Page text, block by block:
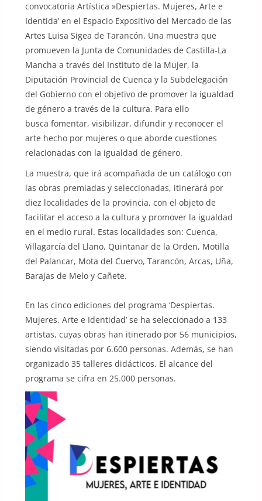
convocatoria Artística »Despiertas. Mujeres, Arte e
Identida’ en el Espacio Expositivo del Mercado de las
Artes Luisa Sigea de Tarancón. Una muestra que
promueven la Junta de Comunidades de Castilla-La
Mancha a través del Instituto de la Mujer, la
Diputación Provincial de Cuenca y la Subdelegación
del Gobierno con el objetivo de promover la igualdad
de género a través de la cultura. Para ello
busca fomentar, visibilizar, difundir y reconocer el
arte hecho por mujeres o que aborde cuestiones
relacionadas con la igualdad de género.
La muestra, que irá acompañada de un catálogo con
las obras premiadas y seleccionadas, itinerará por
diez localidades de la provincia, con el objeto de
facilitar el acceso a la cultura y promover la igualdad
en el medio rural. Estas localidades son: Cuenca,
Villagarcía del Llano, Quintanar de la Orden, Motilla
del Palancar, Mota del Cuervo, Tarancón, Arcas, Uña,
Barajas de Melo y Cañete.
En las cinco ediciones del programa ‘Despiertas.
Mujeres, Arte e Identidad’ se ha seleccionado a 133
artistas, cuyas obras han itinerado por 56 municipios,
siendo visitadas por 6.600 personas. Además, se han
organizado 35 talleres didácticos. El alcance del
programa se cifra en 25.000 personas.